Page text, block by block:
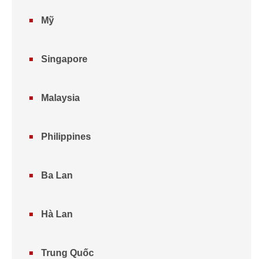
Mỹ
Singapore
Malaysia
Philippines
Ba Lan
Hà Lan
Trung Quốc